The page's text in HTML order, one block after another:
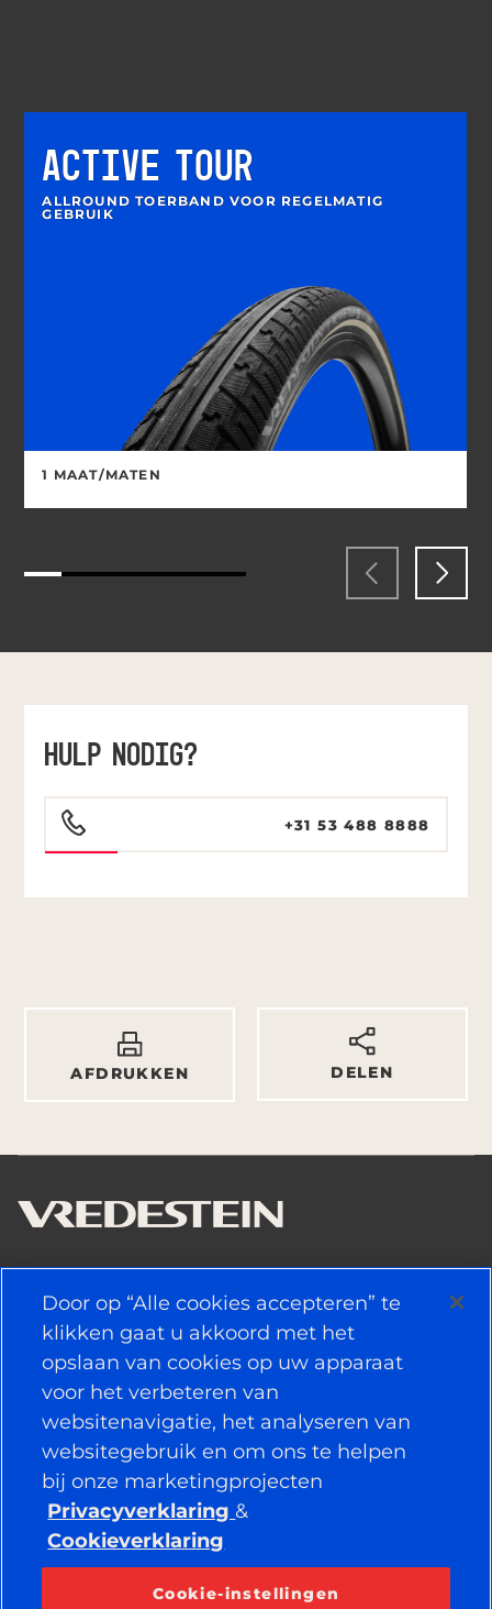
ACTIVE TOUR
ALLROUND TOERBAND VOOR REGELMATIG
GEBRUIK
1 MAAT/MATEN
HULP NODIG?
+31 53 488 8888
AFDRUKKEN DELEN
BANDEN
BELEID
BEDRIJF
VERBONDEN BLIJVEN
Facebook
YouTube
LinkedIn
Door op “Alle cookies accepteren” te
klikken gaat u akkoord met het
opslaan van cookies op uw apparaat
voor het verbeteren van
websitenavigatie, het analyseren van
websitegebruik en om ons te helpen
bij onze marketingprojecten
Privacyverklaring &
Cookieverklaring
Cookie-instellingen